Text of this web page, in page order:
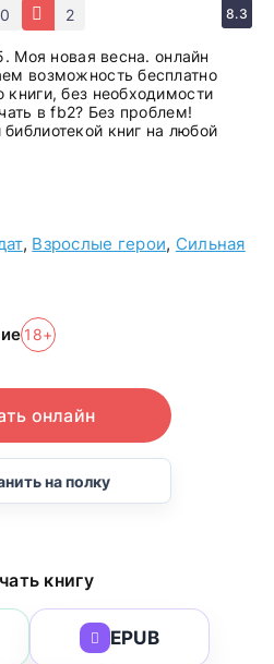
2 8.3
Моя новая весна. онлайн
возможность бесплатно
без необходимости
в fb2? Без проблем!
книг на любой
, Взрослые герои, Сильная
18+
онлайн
на полку
книгу
EPUB